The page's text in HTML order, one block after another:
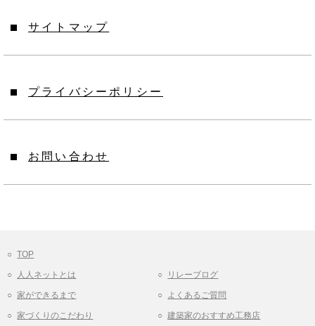
サイトマップ
プライバシーポリシー
お問い合わせ
TOP
人人ネットとは
家ができるまで
家づくりのこだわり
リレーブログ
よくあるご質問
建築家のおすすめ工務店